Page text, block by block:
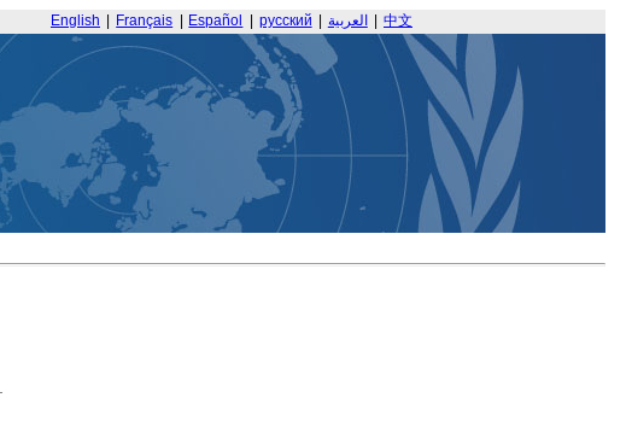
English Français Español русский العربية 中文